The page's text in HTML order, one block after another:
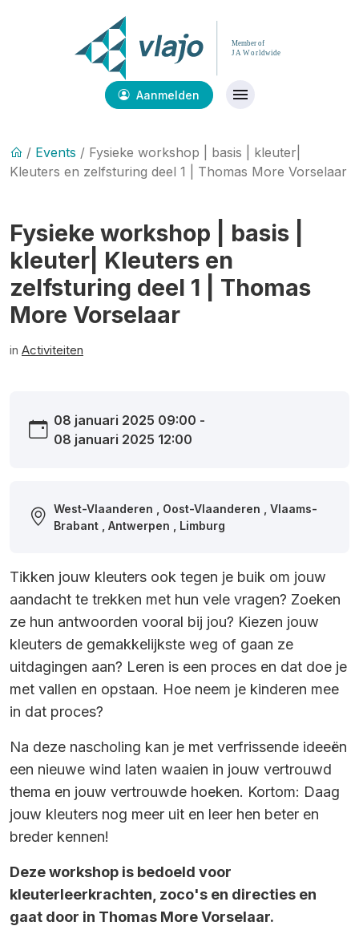
Aanmelden
/ Events / Fysieke workshop | basis | kleuter|
Kleuters en zelfsturing deel 1 | Thomas More Vorselaar
Fysieke workshop | basis |
kleuter| Kleuters en
zelfsturing deel 1 | Thomas
More Vorselaar
in Activiteiten
08 januari 2025 09:00 -
08 januari 2025 12:00
West-Vlaanderen , Oost-Vlaanderen , Vlaams-
Brabant , Antwerpen , Limburg
Tikken jouw kleuters ook tegen je buik om jouw
aandacht te trekken met hun vele vragen? Zoeken
ze hun antwoorden vooral bij jou? Kiezen jouw
kleuters de gemakkelijkste weg of gaan ze
uitdagingen aan? Leren is een proces en dat doe je
met vallen en opstaan. Hoe neem je kinderen mee
in dat proces?
Na deze nascholing kan je met verfrissende ideeën
een nieuwe wind laten waaien in jouw vertrouwd
thema en jouw vertrouwde hoeken. Kortom: Daag
jouw kleuters nog meer uit en leer hen beter en
breder kennen!
Deze workshop is bedoeld voor
kleuterleerkrachten, zoco's en directies en
gaat door in Thomas More Vorselaar.